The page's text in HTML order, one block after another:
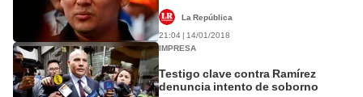
La República
21:04 | 14/01/2018
IMPRESA
Testigo clave contra Ramírez
denuncia intento de soborno